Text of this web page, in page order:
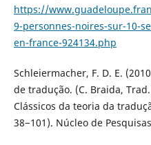
https://
9-personnes-noires-sur-10-
en-france-924134.php
Schleiermacher, F. D. E.
de tradução. (C. Braida,
Clássicos da teoria da
38−101). Núcleo de